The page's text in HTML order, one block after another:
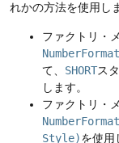
れかの方法を使用し
ファクトリ・
て、 SHORTス
します。
ファクトリ・
Style)を使用